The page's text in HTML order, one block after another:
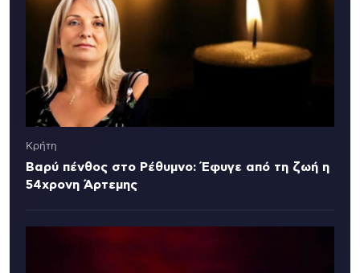
Κρήτη
Βαρύ πένθος στο Ρέθυμνο: Έφυγε από τη ζωή η
54χρονη Άρτεμης